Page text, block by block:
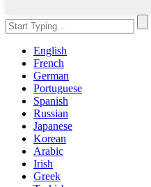
English
French
German
Portuguese
Spanish
Russian
Japanese
Korean
Arabic
Irish
Greek